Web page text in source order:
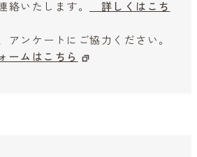
絡いたします。
詳しくはこち
アンケートにご協力ください。
ームはこちら